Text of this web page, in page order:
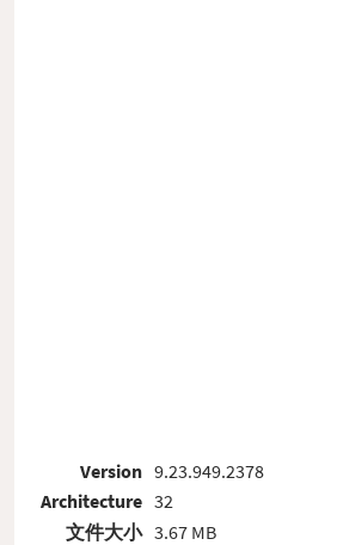
Version
Architecture
文件大小
9.23.949.2378
32
3.67 MB